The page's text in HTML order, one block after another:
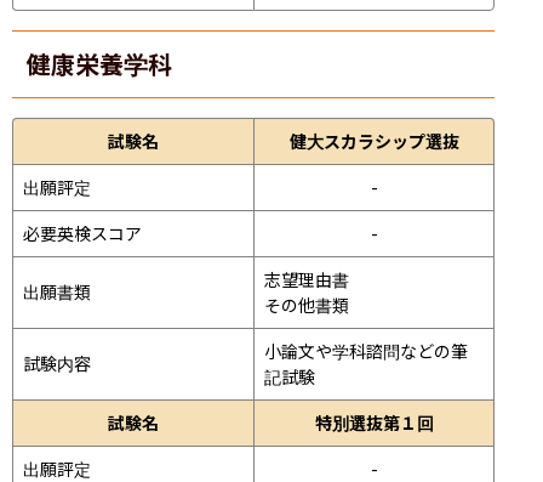
健康栄養学科
試験名
健大スカラシップ選抜
出願評定
-
必要英検スコア
-
出願書類
志望理由書
その他書類
試験内容
小論文や学科諮問などの筆
記試験
試験名
特別選抜第１回
出願評定
-